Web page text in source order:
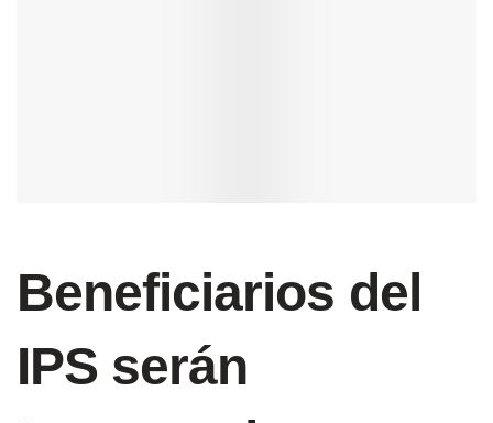
Beneficiarios del
IPS serán